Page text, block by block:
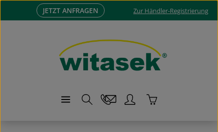
Zum Hauptinhalt springen
JETZT ANFRAGEN Zur Händler-Registrierung
Warenkorb